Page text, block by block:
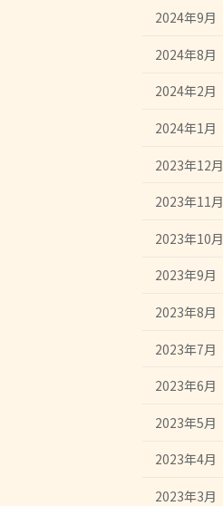
2024年9月
2024年8月
2024年2月
2024年1月
2023年12月
2023年11月
2023年10月
2023年9月
2023年8月
2023年7月
2023年6月
2023年5月
2023年4月
2023年3月